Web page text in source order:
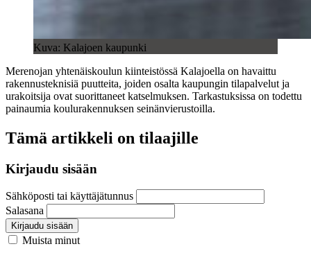
Kuva: Kalajoen kaupunki
Merenojan yhtenäiskoulun kiinteistössä Kalajoella on havaittu
rakennusteknisiä puutteita, joiden osalta kaupungin tilapalvelut ja
urakoitsija ovat suorittaneet katselmuksen. Tarkastuksissa on todettu
painaumia koulurakennuksen seinänvierustoilla.
Tämä artikkeli on tilaajille
Kirjaudu sisään
Sähköposti tai käyttäjätunnus
Salasana
Kirjaudu sisään
Muista minut